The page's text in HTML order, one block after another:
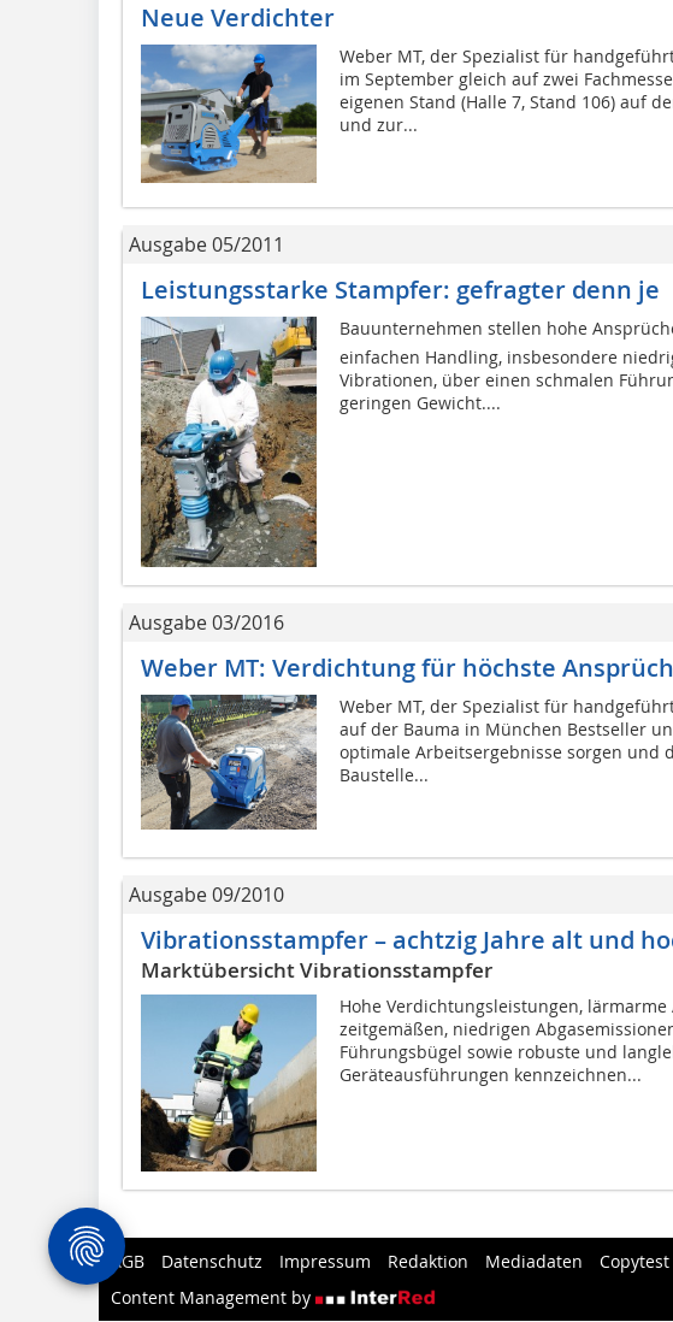
Neue Verdichter
Weber MT, der Spezialist für
im September gleich auf zwei
eigenen Stand (Halle 7, Stand 106) auf
und zur...
Ausgabe 05/2011
Leistungsstarke Stampfer: gefragter denn je
Bauunternehmen stellen hohe
einfachen Handling, insbesondere
Vibrationen, über einen schmalen
geringen Gewicht....
Ausgabe 03/2016
Weber MT: Verdichtung für höchste
Weber MT, der Spezialist für
auf der Bauma in München Bestseller
optimale Arbeitsergebnisse sorgen und
Baustelle...
Ausgabe 09/2010
Vibrationsstampfer – achtzig Jahre alt und
Marktübersicht Vibrationsstampfer
Hohe Verdichtungsleistungen,
zeitgemäßen, niedrigen
Führungsbügel sowie robuste und
Geräteausführungen kennzeichnen...
AGB Datenschutz Impressum Redaktion Mediadaten
Content Management by